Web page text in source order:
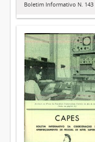
Boletim Informativo N. 143